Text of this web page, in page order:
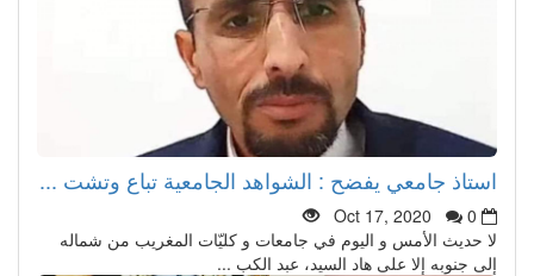
استاذ جامعي يفضح : الشواهد الجامعية تباع وتشت ...
Oct 17, 2020
0
لا حديث الأمس و اليوم في جامعات و كليّات المغريب من شماله
إلى جنوبه إلا على هاد السيد، عبد الكب ...